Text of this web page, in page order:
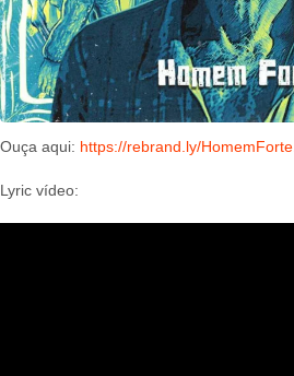
Ouça aqui: https://rebrand.ly/HomemForte
Lyric vídeo: